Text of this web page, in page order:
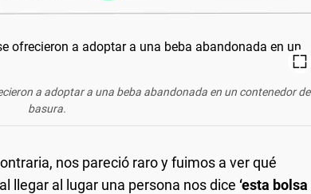
a adoptar a una beba abandonada en un contenedor de
basura.
nos pareció raro y fuimos a ver qué
llegar al lugar una persona nos dice ‘esta bolsa